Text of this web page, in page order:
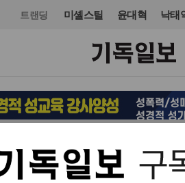
트랜딩 미셸스틸 윤대혁 낙태